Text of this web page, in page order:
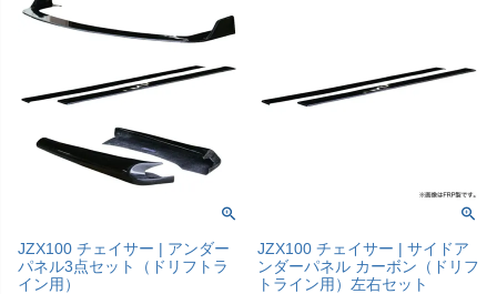
JZX100 チェイサー | アンダー
パネル3点セット（ドリフトラ
イン用）
JZX100 チェイサー | サイドア
ンダーパネル カーボン（ドリフ
トライン用）左右セット